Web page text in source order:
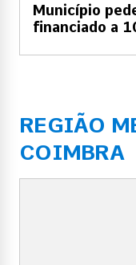
Município
financiado a
REGIÃO
COIMBRA